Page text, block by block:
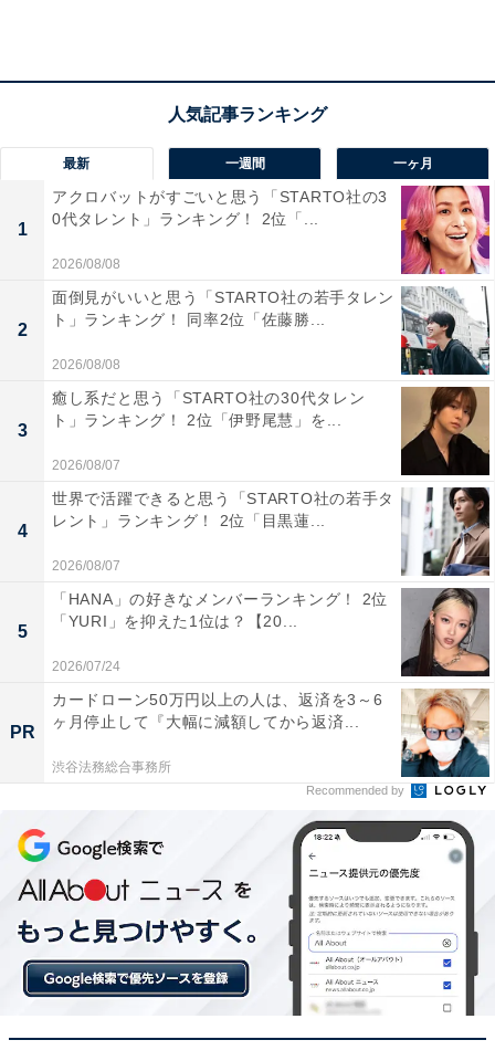
3位は、5人組アイドルグループの「King & Prince」とな
「キンプリ」の愛称で親しまれる同グループは、2022年
でデビュー4周年に到達し、初のドームツアーも開催。
11月4日には平野紫耀さん、岸優太さん、神宮寺勇太さ
んが2023年5月で脱退することが発表されました。今後
の動きに注目が集まります。
第2位：なにわ男子（6.6％）
最新 一週間 一ヶ月
1
アクロバットがすごいと思う「STARTO社の3
0代タレント」ランキング！ 2位「...
2026/08/08
2
面倒見がいいと思う「STARTO社の若手タレン
ト」ランキング！ 同率2位「佐藤勝...
2026/08/08
3
癒し系だと思う「STARTO社の30代タレン
ト」ランキング！ 2位「伊野尾慧」を...
2026/08/07
4
世界で活躍できると思う「STARTO社の若手タ
レント」ランキング！ 2位「目黒蓮...
2026/08/07
5
「HANA」の好きなメンバーランキング！ 2位
「YURI」を抑えた1位は？【20...
2026/07/24
PR
カードローン50万円以上の人は、返済を3～6
ヶ月停止して『大幅に減額してから返済...
渋谷法務総合事務所
Recommended by